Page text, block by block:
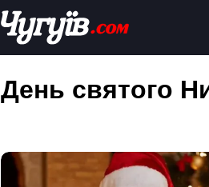
Chuguiv
День святого